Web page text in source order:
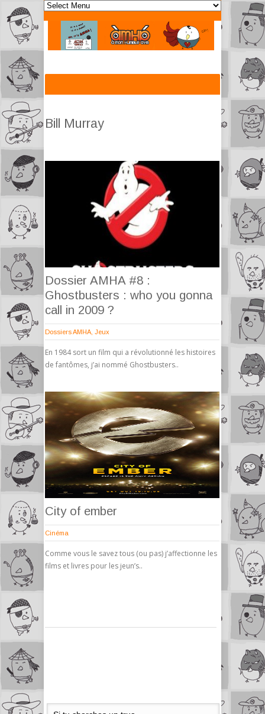
Bill Murray
Dossier AMHA #8 :
Ghostbusters : who you gonna
call in 2009 ?
Dossiers AMHA Jeux
En 1984 sort un film qui a révolutionné les histoires
de fantômes, j’ai nommé Ghostbusters..
City of ember
Cinéma
Comme vous le savez tous (ou pas) j’affectionne les
films et livres pour les jeun’s..